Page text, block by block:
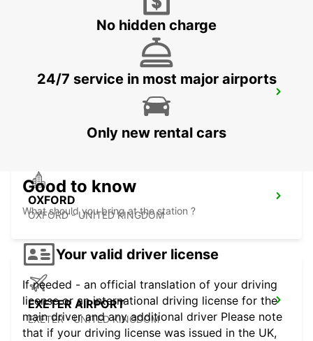
BOURNEMOUTH - UNITED KINGDOM
SWANSEA - UNITED KINGDOM
OXFORD
OXFORD - UNITED KINGDOM
EXETER AIRPORT
EXETER - UNITED KINGDOM
No hidden charge
24/7 service in most major airports
Only new rental cars
Good to know
What should you bring at the station ?
Your valid driver license
If needed - an official translation of your driving
license or an international driving license for the
main driver and any additional driver Please note
that if your driving license was issued in the UK,